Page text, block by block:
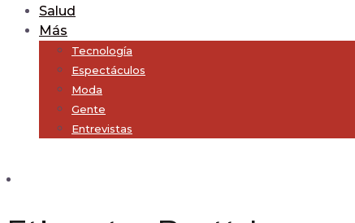
Salud
Más
Tecnología
Espectáculos
Moda
Gente
Entrevistas